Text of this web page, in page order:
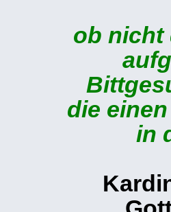
ob nicht
die
in